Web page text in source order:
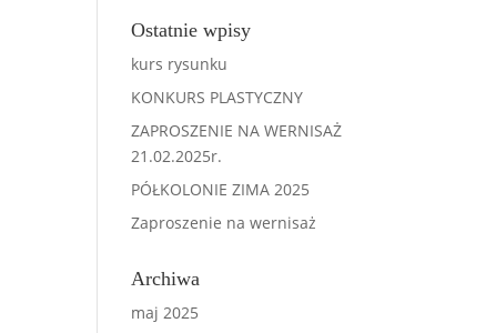
Ostatnie wpisy
kurs rysunku
KONKURS PLASTYCZNY
ZAPROSZENIE NA WERNISAŻ
21.02.2025r.
PÓŁKOLONIE ZIMA 2025
Zaproszenie na wernisaż
Archiwa
maj 2025